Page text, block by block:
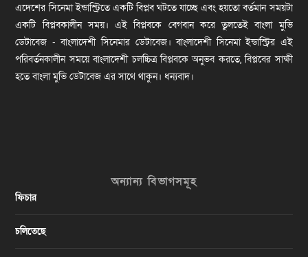
এদেশের সিনেমা ইন্ডাস্ট্রিতে একটি বিপ্লব ঘটতে যাচ্ছে এবং হয়তো বর্তমান সময়টা
একটি বিপ্লবকালীন সময়। এই বিপ্লবকে বেগবান করে তুলতেই বাংলা মুভি
ডেটাবেজ - বাংলাদেশী সিনেমার ডেটাবেজ। বাংলাদেশী সিনেমা ইন্ডাস্ট্রির এই
পরিবর্তনকালীন সময়ে বাংলাদেশী চলচ্চিত্র বিপ্লবকে অনুভব করতে, বিপ্লবের সাক্ষী
হতে বাংলা মুভি ডেটাবেজ এর সাথে থাকুন। ধন্যবাদ।
অন্যান্য বিভাগসমূহ
ফিচার
চলিতেছে